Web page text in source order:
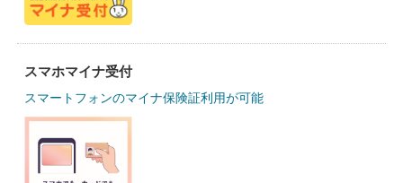
スマホマイナ受付
スマートフォンのマイナ保険証利用が可能